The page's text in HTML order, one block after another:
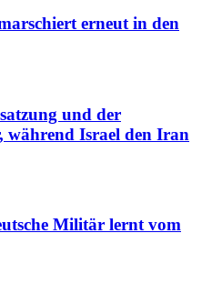
erneut in den
und der
während Israel den Iran
Militär lernt vom